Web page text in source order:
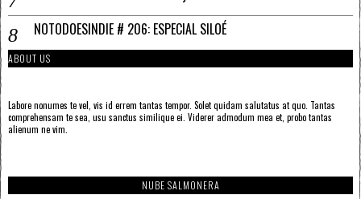
NOTODOESINDIE # 206: ESPECIAL SILOÉ
ABOUT US
Labore nonumes te vel, vis id errem tantas tempor. Solet quidam salutatus at quo. Tantas
comprehensam te sea, usu sanctus similique ei. Viderer admodum mea et, probo tantas
alienum ne vim.
NUBE SALMONERA